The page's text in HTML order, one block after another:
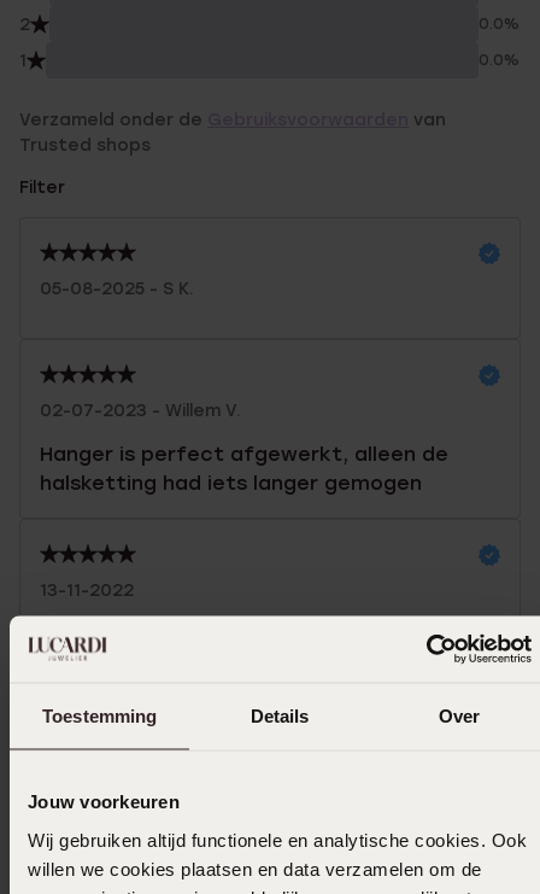
Toestemming Details Over
Jouw voorkeuren
Wij gebruiken altijd functionele en analytische cookies. Ook
willen we cookies plaatsen en data verzamelen om de
2 0.0%
1 0.0%
Verzameld onder de
van
Trusted shops
Filter
05-08-2025 - S K.
02-07-2023 - Willem V.
Hanger is perfect afgewerkt, alleen de
halsketting had iets langer gemogen
13-11-2022
Gewoon tevreden. Meer kan niet.
Ik ga akkoord met de